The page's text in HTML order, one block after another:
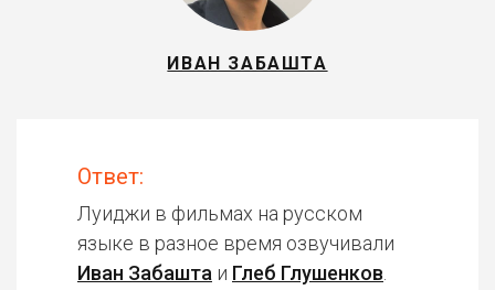
ИВАН ЗАБАШТА
Ответ:
Луиджи в фильмах на русском
языке в разное время озвучивали
Иван Забашта и Глеб Глушенков